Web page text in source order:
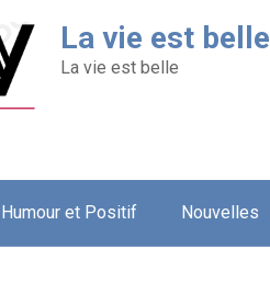
La vie est belle
La vie est belle
Humour et Positif Nouvelles